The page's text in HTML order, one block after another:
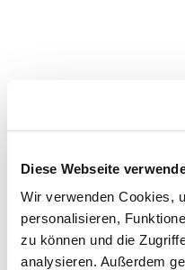
Diese Webseite
Wir verwenden Cookies,
personalisieren,
zu können und die
analysieren. Außerdem